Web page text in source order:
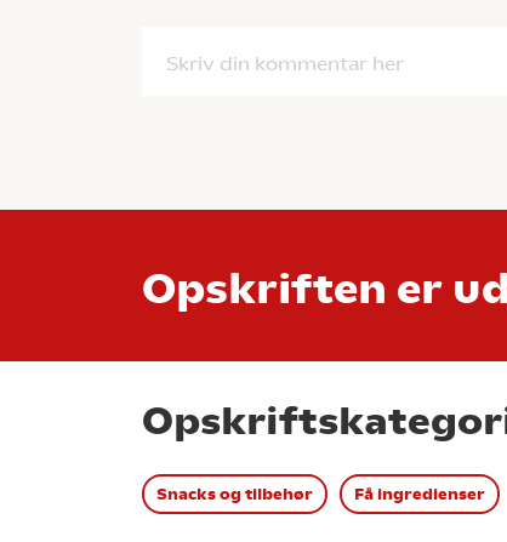
Skriv din kommentar her
Opskriften er
Snacks og tilbehør Få ingredienser